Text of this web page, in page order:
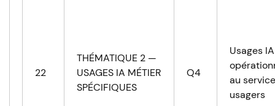
22
THÉMATIQUE 2 —
USAGES IA MÉTIER
SPÉCIFIQUES
Q4
Usages IA
au
usagers